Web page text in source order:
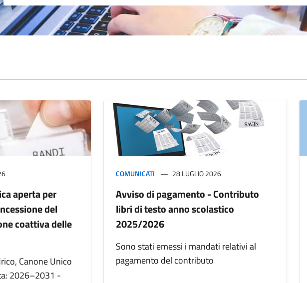
aperta per
del
coattiva delle
Canone Unico
2026–2031 -
COMUNICATI 28 LUGLIO 2026
Avviso di pagamento - Contributo
libri di testo anno scolastico
2025/2026
Sono stati emessi i mandati relativi al
pagamento del contributo